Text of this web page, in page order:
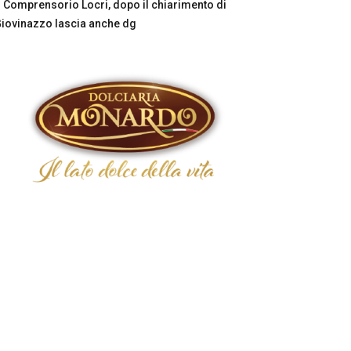
Comprensorio Locri, dopo il chiarimento di
lascia anche dg